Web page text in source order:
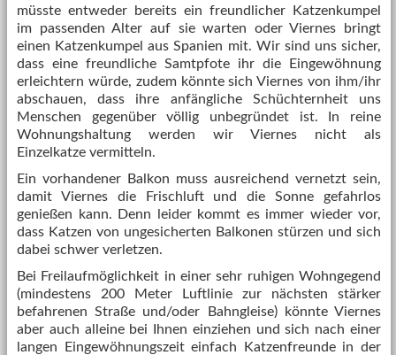
müsste entweder bereits ein freundlicher Katzenkumpel
im passenden Alter auf sie warten oder Viernes bringt
einen Katzenkumpel aus Spanien mit. Wir sind uns sicher,
dass eine freundliche Samtpfote ihr die Eingewöhnung
erleichtern würde, zudem könnte sich Viernes von ihm/ihr
abschauen, dass ihre anfängliche Schüchternheit uns
Menschen gegenüber völlig unbegründet ist. In reine
Wohnungshaltung werden wir Viernes nicht als
Einzelkatze vermitteln.
Ein vorhandener Balkon muss ausreichend vernetzt sein,
damit Viernes die Frischluft und die Sonne gefahrlos
genießen kann. Denn leider kommt es immer wieder vor,
dass Katzen von ungesicherten Balkonen stürzen und sich
dabei schwer verletzen.
Bei Freilaufmöglichkeit in einer sehr ruhigen Wohngegend
(mindestens 200 Meter Luftlinie zur nächsten stärker
befahrenen Straße und/oder Bahngleise) könnte Viernes
aber auch alleine bei Ihnen einziehen und sich nach einer
langen Eingewöhnungszeit einfach Katzenfreunde in der